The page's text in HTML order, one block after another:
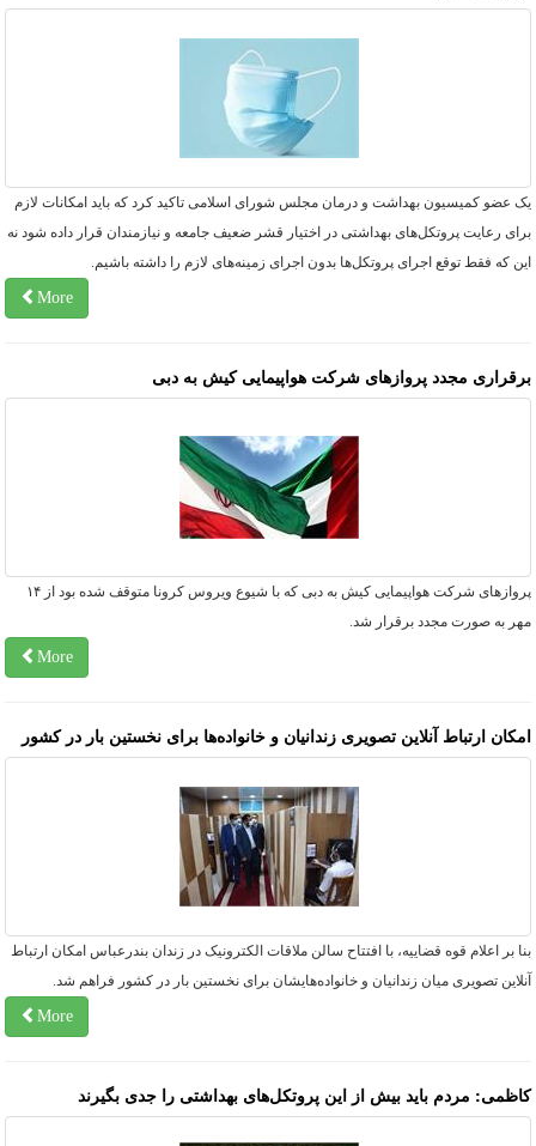
عضو کمیسیون بهداشت و درمان مجلس شورای اسلامی تاکید کرد که باید امکانات لازم
رعایت پروتکل‌های بهداشتی در اختیار قشر ضعیف جامعه و نیازمندان قرار داده شود نه
که فقط توقع اجرای پروتکل‌ها بدون اجرای زمینه‌های لازم را داشته باشیم.
More
مجدد پروازهای شرکت هواپیمایی کیش به دبی
پروازهای شرکت هواپیمایی کیش به دبی که با شیوع ویروس کرونا متوقف شده بود از ۱۴
به صورت مجدد برقرار شد.
More
ارتباط آنلاین تصویری زندانیان و خانواده‌ها برای نخستین بار در کشور
بر اعلام قوه قضاییه، با افتتاح سالن ملاقات الکترونیک در زندان بندرعباس امکان ارتباط
تصویری میان زندانیان و خانواده‌هایشان برای نخستین بار در کشور فراهم شد.
More
مردم باید بیش از این پروتکل‌های بهداشتی را جدی بگیرند